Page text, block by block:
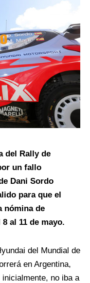
del Rally de
un fallo
Dani Sordo
para que el
nómina de
al 11 de mayo.
del Mundial de
en Argentina,
no iba a